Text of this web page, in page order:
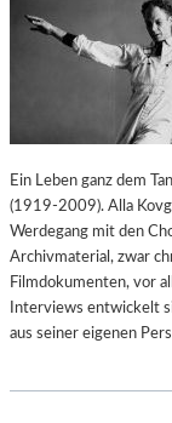
Ein Leben ganz dem
(1919-2009). Alla
Werdegang mit den
Archivmaterial, zwar
Filmdokumenten, vor
Interviews entwickelt
aus seiner eigenen